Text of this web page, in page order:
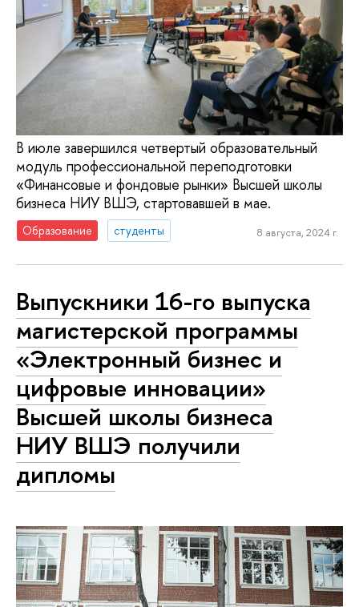
В июле завершился четвертый образовательный
модуль профессиональной переподготовки
«Финансовые и фондовые рынки» Высшей школы
бизнеса НИУ ВШЭ, стартовавшей в мае.
Образование студенты 8 августа, 2024 г.
Выпускники 16-го выпуска
магистерской программы
«Электронный бизнес и
цифровые инновации»
Высшей школы бизнеса
НИУ ВШЭ получили
дипломы